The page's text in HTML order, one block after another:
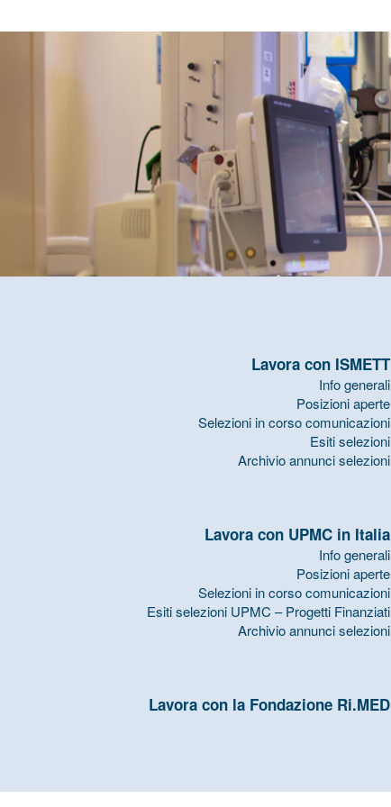
Lavora con ISMETT
Info generali
Posizioni aperte
Selezioni in corso comunicazioni
Esiti selezioni
Archivio annunci selezioni
Lavora con UPMC in Italia
Info generali
Posizioni aperte
Selezioni in corso comunicazioni
Esiti selezioni UPMC – Progetti Finanziati
Archivio annunci selezioni
Lavora con la Fondazione Ri.MED